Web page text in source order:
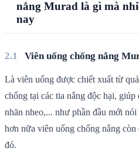
nắng Murad là gì mà
nay
Viên uống chống nắng
Là viên uống được chiết xuất từ
chống tại các tia nắng độc hại,
nhăn nheo,... như phần đầu mới
hơn nữa viên uống chống nắng
đó.